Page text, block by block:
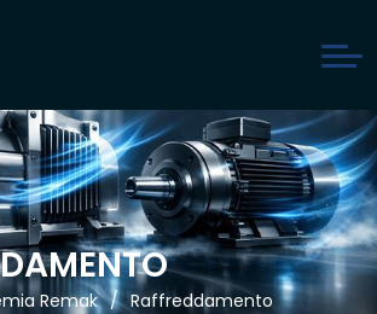
Remak Raffreddamento